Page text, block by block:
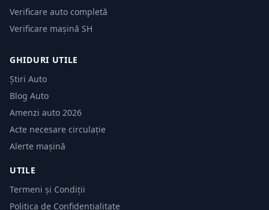
Verificare auto completă
Verificare mașină SH
GHIDURI UTILE
Știri Auto
Blog Auto
Amenzi auto 2026
Acte necesare circulație
Alerte mașină
UTILE
Termeni și Condiții
Politica de Confidențialitate